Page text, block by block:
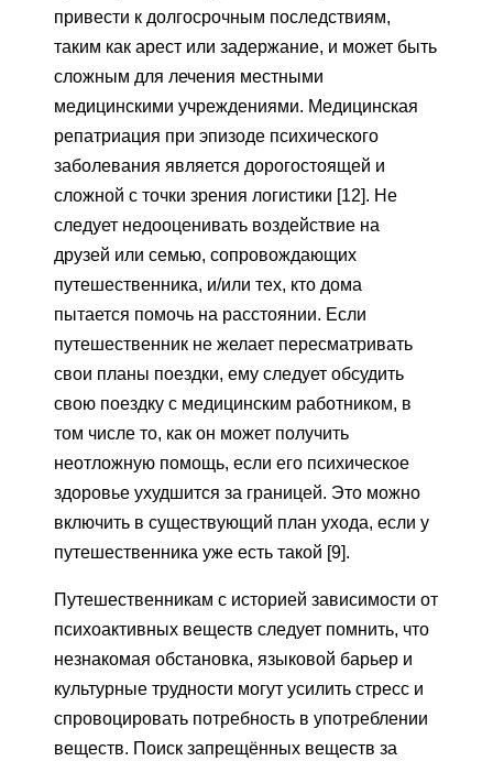
привести к долгосрочным последствиям,
таким как арест или задержание, и может быть
сложным для лечения местными
медицинскими учреждениями. Медицинская
репатриация при эпизоде ​​психического
заболевания является дорогостоящей и
сложной с точки зрения логистики [12]. Не
следует недооценивать воздействие на
друзей или семью, сопровождающих
путешественника, и/или тех, кто дома
пытается помочь на расстоянии. Если
путешественник не желает пересматривать
свои планы поездки, ему следует обсудить
свою поездку с медицинским работником, в
том числе то, как он может получить
неотложную помощь, если его психическое
здоровье ухудшится за границей. Это можно
включить в существующий план ухода, если у
путешественника уже есть такой [9].
Путешественникам с историей зависимости от
психоактивных веществ следует помнить, что
незнакомая обстановка, языковой барьер и
культурные трудности могут усилить стресс и
спровоцировать потребность в употреблении
веществ. Поиск запрещённых веществ за